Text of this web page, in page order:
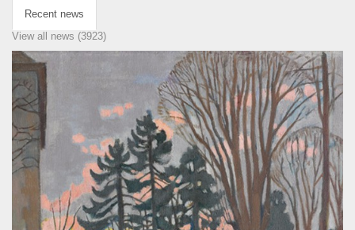
Recent news
View all news (3923)